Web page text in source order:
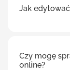
Jak
Czy mogę
online?